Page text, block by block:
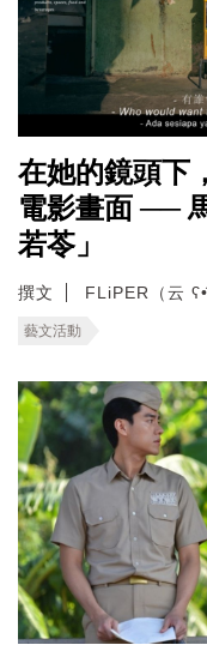
在她的鏡頭下
電影畫面 ──
若苓」
撰文 FLiPER（云
藝文活動